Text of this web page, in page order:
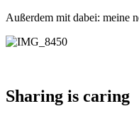
Außerdem mit dabei: meine
Sharing is caring